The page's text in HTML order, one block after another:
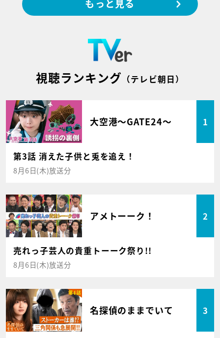
もっと見る
視聴ランキング （テレビ朝日）
大空港～GATE24～ 1
第3話 消えた子供と兎を追え！
8月6日(木)放送分
アメトーーク！ 2
売れっ子芸人の貴重トーーク祭り!!
8月6日(木)放送分
名探偵のままでいて 3